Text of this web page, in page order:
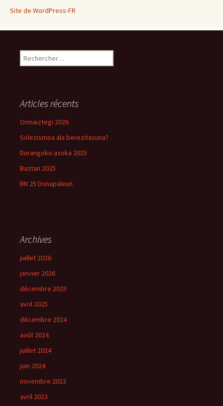
Site de WordPress-FR
Rechercher :
Articles récents
Ormaiztegi 2026
Solezismoa ala berezitasuna?
Durangoko azoka 2025
Baztan 2025
BN 25 Donapaleun
Archives
juillet 2026
janvier 2026
décembre 2025
avril 2025
décembre 2024
août 2024
juillet 2024
juin 2024
novembre 2023
avril 2023